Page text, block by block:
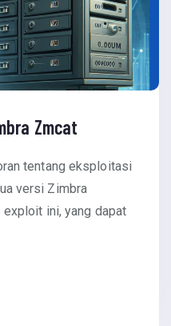
Zmcat
tentang eksploitasi
versi Zimbra
exploit ini, yang dapat